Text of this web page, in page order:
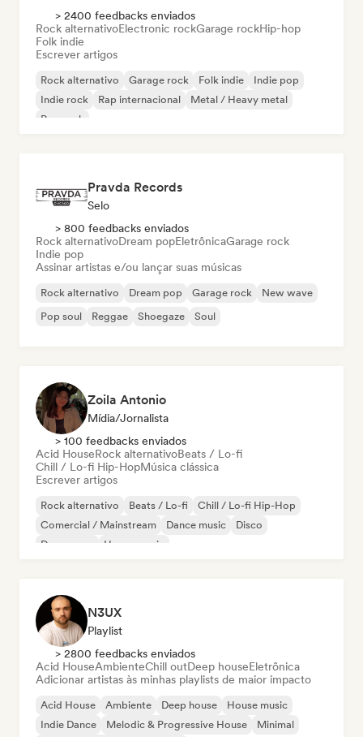
> 2400 feedbacks enviados
Rock alternativoElectronic rockGarage rockHip-hop
Folk indie
Escrever artigos
Rock alternativo Garage rock Folk indie
Indie pop
Indie rock
Rap internacional
Metal / Heavy metal
Pop rock
Pravda Records
Selo
> 800 feedbacks enviados
Rock alternativoDream popEletrônicaGarage rock
Indie pop
Assinar artistas e/ou lançar suas músicas
Rock alternativo Dream pop Garage rock
New wave
Pop soul
Reggae Shoegaze Soul
Zoila Antonio
Mídia/Jornalista
> 100 feedbacks enviados
Acid HouseRock alternativoBeats / Lo-fi
Chill / Lo-fi Hip-HopMúsica clássica
Escrever artigos
Rock alternativo Beats / Lo-fi
Chill / Lo-fi Hip-Hop
Comercial / Mainstream
Dance music
Disco
Dream pop
House music
N3UX
Playlist
> 2800 feedbacks enviados
Acid HouseAmbienteChill outDeep houseEletrônica
Adicionar artistas às minhas playlists de maior impacto
Acid House Ambiente Deep house
House music
Indie Dance
Melodic & Progressive House
Minimal